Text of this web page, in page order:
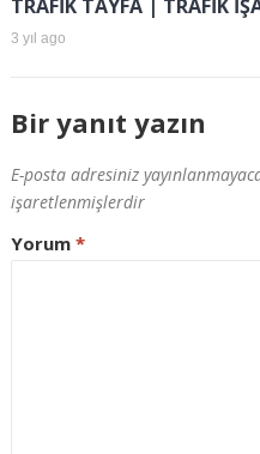
TRAFİK TAYFA | TRAFİK
3 yıl ago
Bir yanıt yazın
E-posta adresiniz
işaretlenmişlerdir
Yorum *